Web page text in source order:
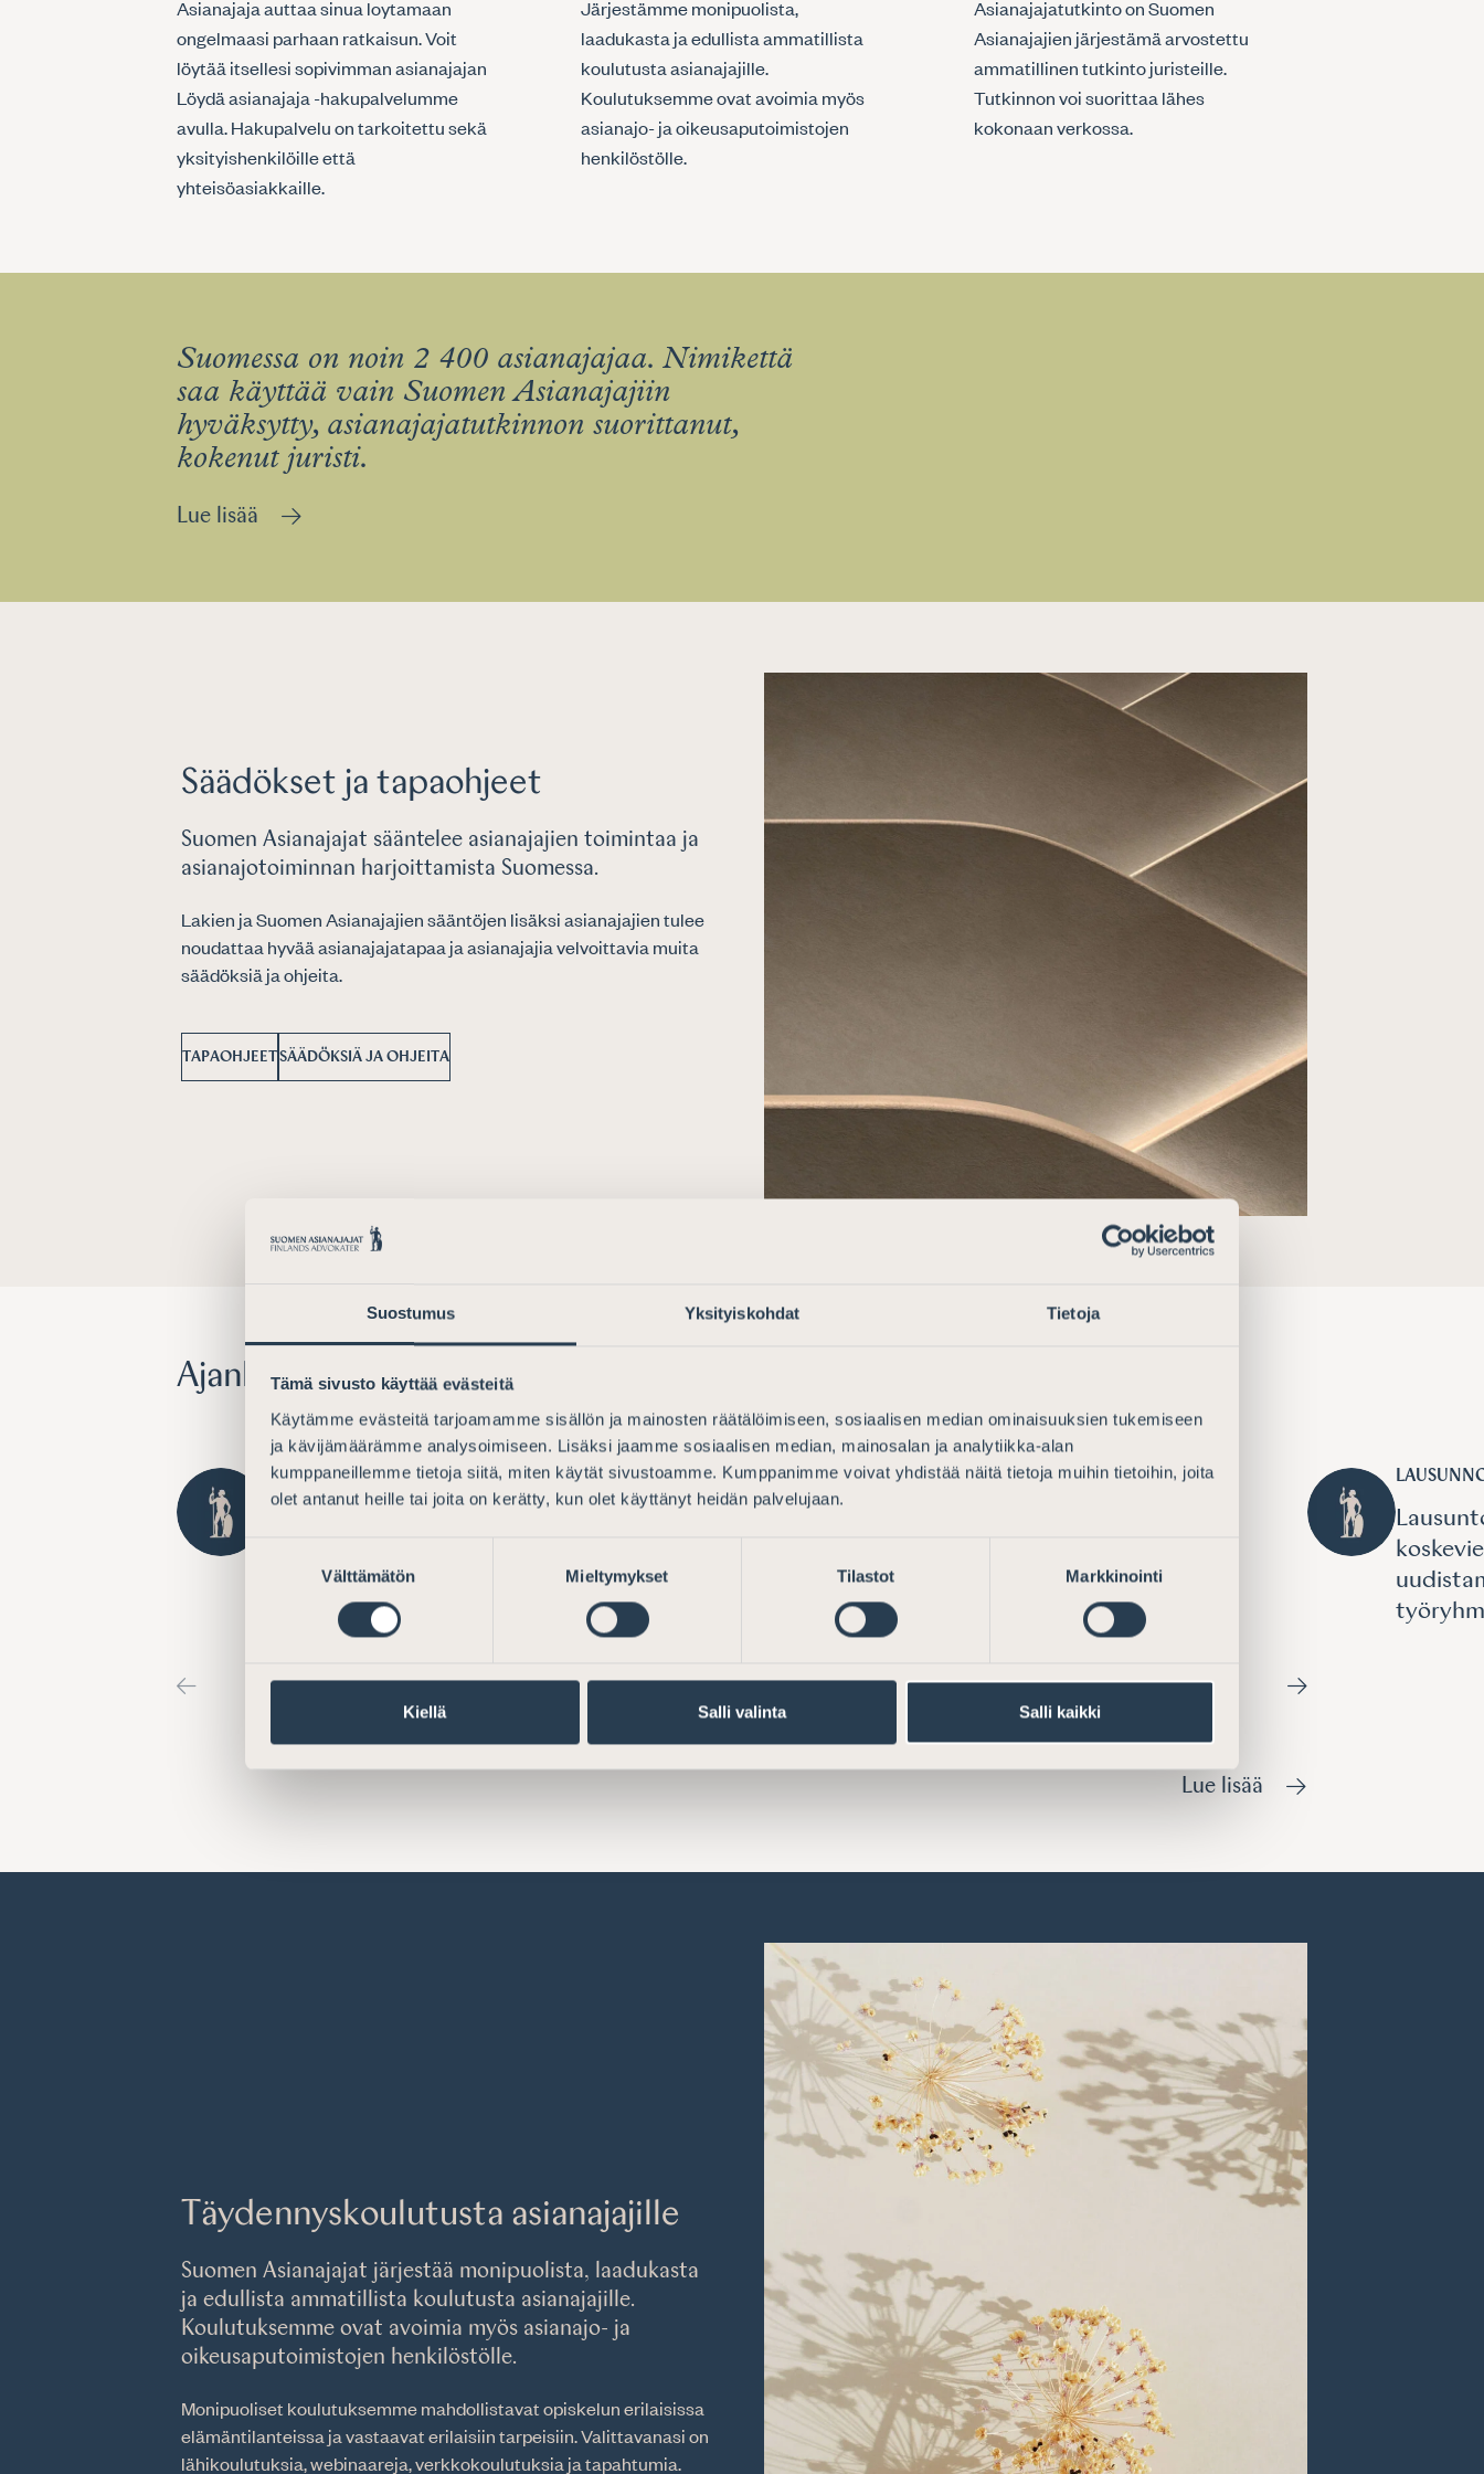
Suostumus Yksityiskohdat Tietoja
Tämä sivusto käyttää evästeitä
Käytämme evästeitä tarjoamamme sisällön ja mainosten räätälöimiseen, sosiaalisen median ominaisuuksien tukemiseen
ja kävijämäärämme analysoimiseen. Lisäksi jaamme sosiaalisen median, mainosalan ja analytiikka-alan
kumppaneillemme tietoja siitä, miten käytät sivustoamme. Kumppanimme voivat yhdistää näitä tietoja muihin tietoihin, joita
olet antanut heille tai joita on kerätty, kun olet käyttänyt heidän palvelujaan.
Suostumuksen
Välttämätön Mieltymykset Tilastot Markkinointi
Kiellä Salli valinta Salli kaikki
Asianajaja auttaa sinua loytamaan
ongelmaasi parhaan ratkaisun. Voit
löytää itsellesi sopivimman asianajajan
Löydä asianajaja -hakupalvelumme
avulla. Hakupalvelu on tarkoitettu sekä
yksityishenkilöille että
yhteisöasiakkaille.
Järjestämme monipuolista,
laadukasta ja edullista ammatillista
koulutusta asianajajille.
Koulutuksemme ovat avoimia myös
asianajo- ja oikeusaputoimistojen
henkilöstölle.
Asianajajatutkinto on Suomen
Asianajajien järjestämä arvostettu
ammatillinen tutkinto juristeille.
Tutkinnon voi suorittaa lähes
kokonaan verkossa.
Suomessa on noin 2 400 asianajajaa. Nimikettä
saa käyttää vain Suomen Asianajajiin
hyväksytty, asianajajatutkinnon suorittanut,
kokenut juristi.
Lue lisää
Säädökset ja tapaohjeet
Suomen Asianajajat sääntelee asianajajien toimintaa ja
asianajotoiminnan harjoittamista Suomessa.
Lakien ja Suomen Asianajajien sääntöjen lisäksi asianajajien tulee
noudattaa hyvää asianajajatapaa ja asianajajia velvoittavia muita
säädöksiä ja ohjeita.
TAPAOHJEETSÄÄDÖKSIÄ JA OHJEITA
Ajankohtaista
LAUSUNNOT
Lausunto luonnoksesta hallituksen
rikollisuuden hallinnollisesta torjunnasta
LAUSUNNOT15.7.2026
direktiiviehdotuksesta
Lue lisää
Täydennyskoulutusta asianajajille
Suomen Asianajajat järjestää monipuolista, laadukasta
ja edullista ammatillista koulutusta asianajajille.
Koulutuksemme ovat avoimia myös asianajo- ja
oikeusaputoimistojen henkilöstölle.
Monipuoliset koulutuksemme mahdollistavat opiskelun erilaisissa
elämäntilanteissa ja vastaavat erilaisiin tarpeisiin. Valittavanasi on
lähikoulutuksia, webinaareja, verkkokoulutuksia ja tapahtumia.